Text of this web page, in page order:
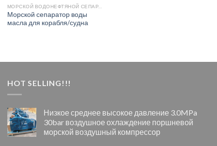
Морской сепаратор воды
масла для корабля/судна
HOT SELLING!!!
Низкое среднее высокое давление 3.0MPa
30bar воздушное охлаждение поршневой
морской воздушный компрессор